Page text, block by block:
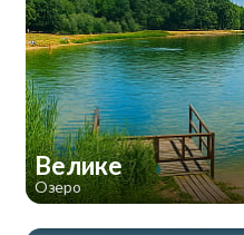
Велике
Озеро